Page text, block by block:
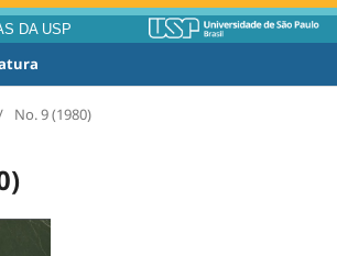
DA USP
No. 9 (1980)